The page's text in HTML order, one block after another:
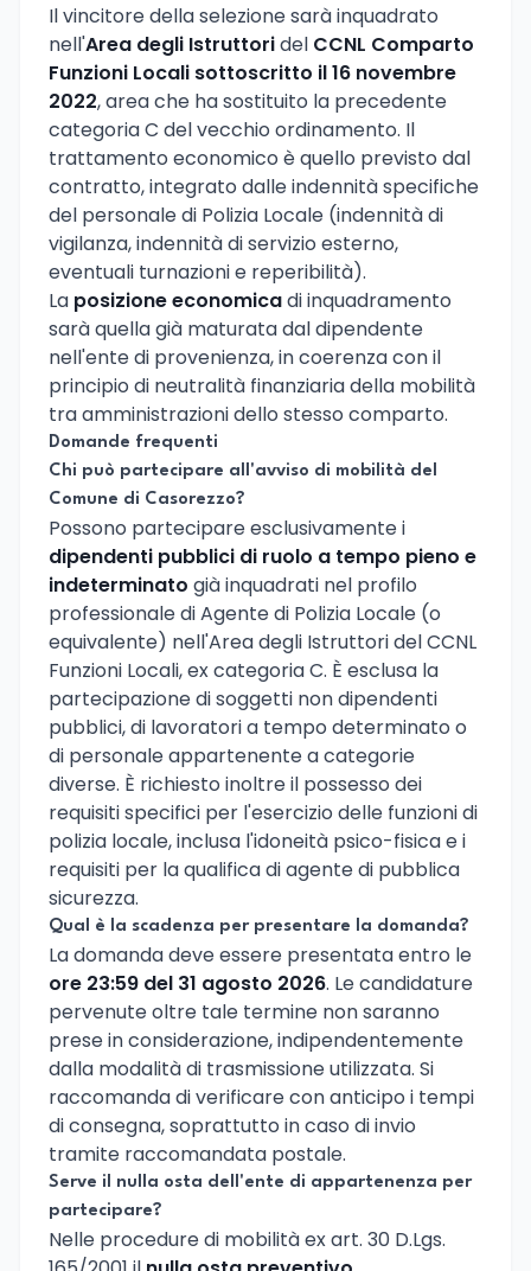
Il vincitore della selezione sarà inquadrato
nell'Area degli Istruttoridel CCNL Comparto
Funzioni Locali sottoscritto il 16 novembre
2022, area che ha sostituito la precedente
categoria C del vecchio ordinamento. Il
trattamento economico è quello previsto dal
contratto, integrato dalle indennità specifiche
del personale di Polizia Locale (indennità di
vigilanza, indennità di servizio esterno,
eventuali turnazioni e reperibilità).
La posizione economicadi inquadramento
sarà quella già maturata dal dipendente
nell'ente di provenienza, in coerenza con il
principio di neutralità finanziaria della mobilità
tra amministrazioni dello stesso comparto.
Domande frequenti
Chi può partecipare all'avviso di mobilità del
Comune di Casorezzo?
Possono partecipare esclusivamente i
dipendenti pubblici di ruolo a tempo pieno e
indeterminato già inquadrati nel profilo
professionale di Agente di Polizia Locale (o
equivalente) nell'Area degli Istruttori del CCNL
Funzioni Locali, ex categoria C. È esclusa la
partecipazione di soggetti non dipendenti
pubblici, di lavoratori a tempo determinato o
di personale appartenente a categorie
diverse. È richiesto inoltre il possesso dei
requisiti specifici per l'esercizio delle funzioni di
polizia locale, inclusa l'idoneità psico-fisica e i
requisiti per la qualifica di agente di pubblica
sicurezza.
Qual è la scadenza per presentare la domanda?
La domanda deve essere presentata entro le
ore 23:59 del 31 agosto 2026. Le candidature
pervenute oltre tale termine non saranno
prese in considerazione, indipendentemente
dalla modalità di trasmissione utilizzata. Si
raccomanda di verificare con anticipo i tempi
di consegna, soprattutto in caso di invio
tramite raccomandata postale.
Serve il nulla osta dell'ente di appartenenza per
partecipare?
Nelle procedure di mobilità ex art. 30 D.Lgs.